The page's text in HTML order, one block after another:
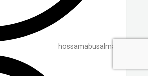
hossamabusalma